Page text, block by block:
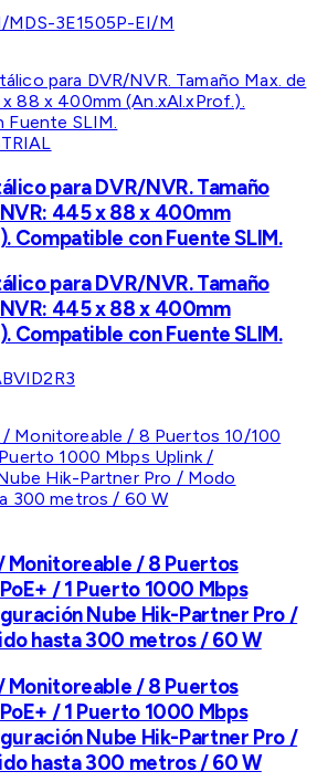
MDS-3E1505P-EI/M
para DVR/NVR. Tamaño
445 x 88 x 400mm
Compatible con Fuente SLIM.
para DVR/NVR. Tamaño
445 x 88 x 400mm
Compatible con Fuente SLIM.
Monitoreable / 8 Puertos
/ 1 Puerto 1000 Mbps
Nube Hik-Partner Pro /
hasta 300 metros / 60 W
Monitoreable / 8 Puertos
/ 1 Puerto 1000 Mbps
Nube Hik-Partner Pro /
hasta 300 metros / 60 W